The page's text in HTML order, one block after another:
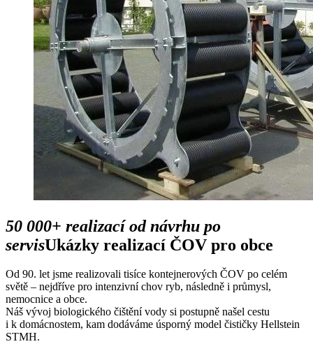
50 000+ realizací od návrhu po
servisUkázky realizací ČOV pro obce
Od 90. let jsme realizovali tisíce kontejnerových ČOV po celém
světě – nejdříve pro intenzivní chov ryb, následně i průmysl,
nemocnice a obce.
Náš vývoj biologického čištění vody si postupně našel cestu
i k domácnostem, kam dodáváme úsporný model čističky Hellstein
STMH.